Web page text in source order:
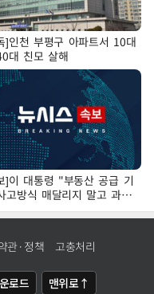
]인천 부평구 아파트서 10대
대 친모 살해
]이 대통령 "부동산 공급 기
고방식 매달리지 말고 과감
천"
관·정책 고충처리
로드 맨위로↑